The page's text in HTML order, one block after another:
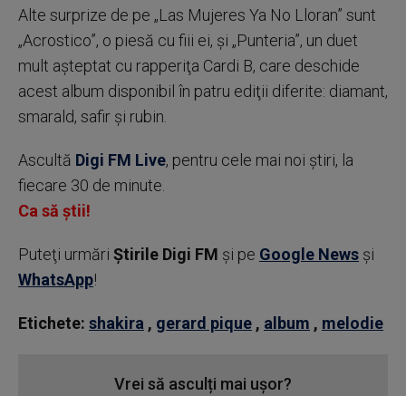
Alte surprize de pe „Las Mujeres Ya No Lloran” sunt
„Acrostico”, o piesă cu fiii ei, şi „Punteria”, un duet
mult aşteptat cu rapperiţa Cardi B, care deschide
acest album disponibil în patru ediţii diferite: diamant,
smarald, safir şi rubin.
Ascultă Digi FM Live, pentru cele mai noi știri, la
fiecare 30 de minute.
Ca să știi!
Puteţi urmări Știrile Digi FM şi pe Google News şi
WhatsApp!
Etichete: shakira , gerard pique , album , melodie
Vrei să asculți mai ușor?